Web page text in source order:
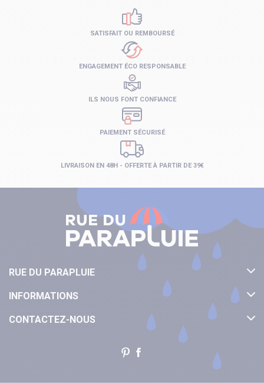
LIVRAISON EN 48H - OFFERTE À PARTIR DE 39€
PAIEMENT SÉCURISÉ
SATISFAIT OU REMBOURSÉ
ENGAGEMENT ÉCO RESPONSABLE
ILS NOUS FONT CONFIANCE
RUE DU PARAPLUIE
INFORMATIONS
CONTACTEZ-NOUS